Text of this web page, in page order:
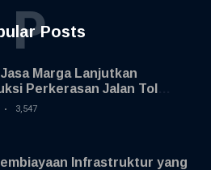
Posts
P
Marga Lanjutkan
Perkerasan Jalan Tol
3,547
Infrastruktur yang